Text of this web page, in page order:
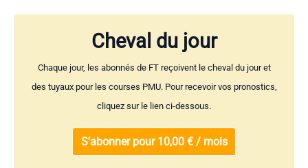
Cheval du jour
Chaque jour, les abonnés de FT reçoivent le cheval du jour et
des tuyaux pour les courses PMU. Pour recevoir vos pronostics,
cliquez sur le lien ci-dessous.
S’abonner pour 10,00 € / mois